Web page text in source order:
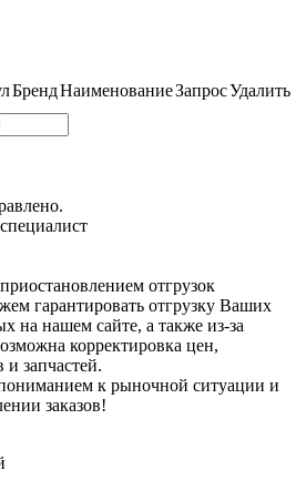
БрендНаименованиеЗапросУдалить
отгрузок
гарантировать отгрузку Ваших
на нашем сайте, а также из-за
корректировка цен,
запчастей.
к рыночной ситуации и
заказов!